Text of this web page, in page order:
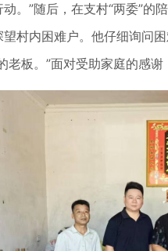
。”随后，在支村“两委”的
内困难户。他仔细询问
板。”面对受助家庭的感